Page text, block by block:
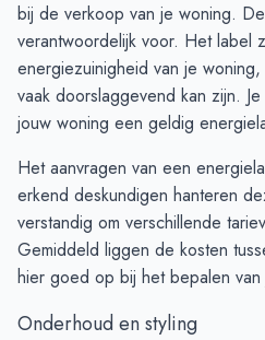
bij de verkoop van je woning.
verantwoordelijk voor. Het label
energiezuinigheid van je
vaak doorslaggevend kan zijn.
jouw woning een geldig
Het aanvragen van een
erkend deskundigen hanteren
verstandig om verschillende
Gemiddeld liggen de kosten
hier goed op bij het bepalen
Onderhoud en styling